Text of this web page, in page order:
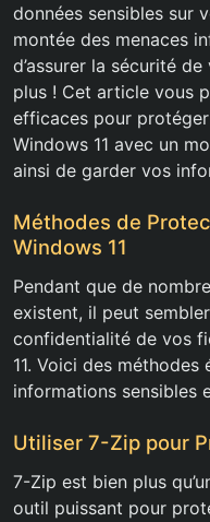
données sensibles sur
montée des menaces
d’assurer la sécurité
plus ! Cet article vous
efficaces pour
Windows 11 avec un
ainsi de garder vos
Méthodes de
Windows 11
Pendant que de
existent, il peut
confidentialité de vos
11. Voici des
informations sensibles
Utiliser 7-Zip pour
7-Zip est bien plus
outil puissant pour